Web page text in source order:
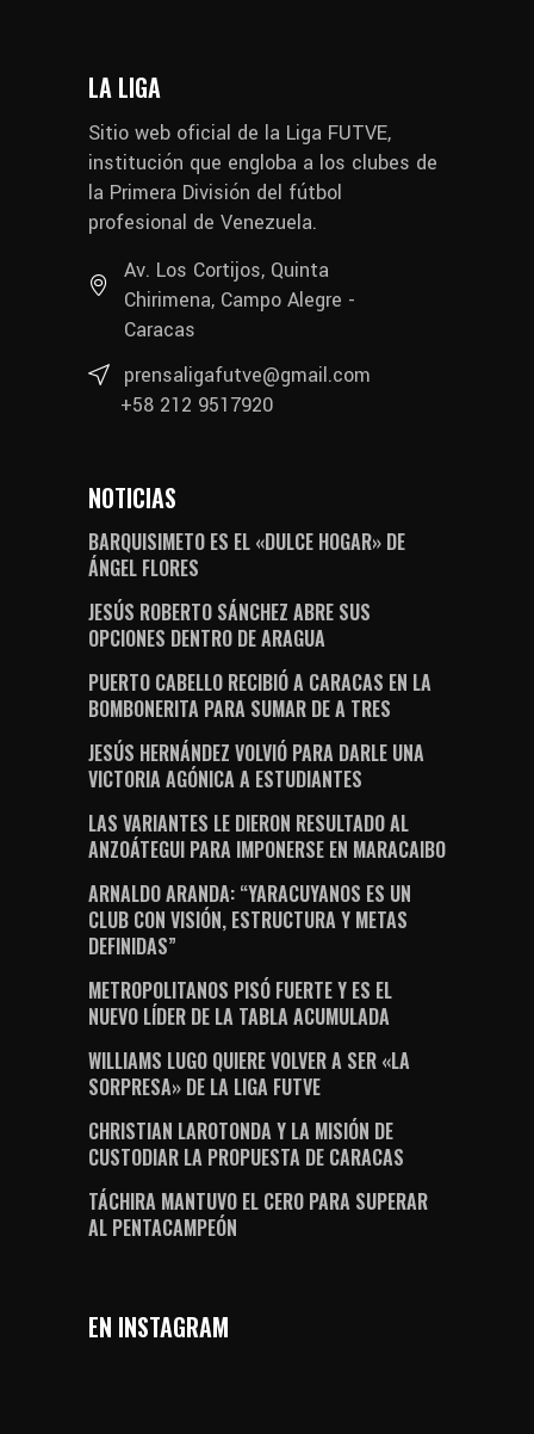
LA LIGA
Sitio web oficial de la Liga FUTVE,
institución que engloba a los clubes de
la Primera División del fútbol
profesional de Venezuela.
Av. Los Cortijos, Quinta
Chirimena, Campo Alegre -
Caracas
prensaligafutve@gmail.com
+58 212 9517920
NOTICIAS
BARQUISIMETO ES EL «DULCE HOGAR» DE
ÁNGEL FLORES
JESÚS ROBERTO SÁNCHEZ ABRE SUS
OPCIONES DENTRO DE ARAGUA
PUERTO CABELLO RECIBIÓ A CARACAS EN LA
BOMBONERITA PARA SUMAR DE A TRES
JESÚS HERNÁNDEZ VOLVIÓ PARA DARLE UNA
VICTORIA AGÓNICA A ESTUDIANTES
LAS VARIANTES LE DIERON RESULTADO AL
ANZOÁTEGUI PARA IMPONERSE EN MARACAIBO
ARNALDO ARANDA: “YARACUYANOS ES UN
CLUB CON VISIÓN, ESTRUCTURA Y METAS
DEFINIDAS”
METROPOLITANOS PISÓ FUERTE Y ES EL
NUEVO LÍDER DE LA TABLA ACUMULADA
WILLIAMS LUGO QUIERE VOLVER A SER «LA
SORPRESA» DE LA LIGA FUTVE
CHRISTIAN LAROTONDA Y LA MISIÓN DE
CUSTODIAR LA PROPUESTA DE CARACAS
TÁCHIRA MANTUVO EL CERO PARA SUPERAR
AL PENTACAMPEÓN
EN INSTAGRAM